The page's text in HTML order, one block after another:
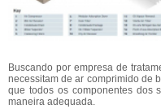
Buscando por empresa de
necessitam de ar comprimido de
que todos os componentes dos
maneira adequada.